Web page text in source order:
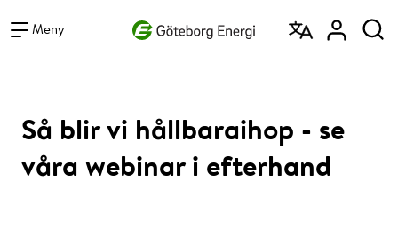
Meny
Så blir vi hållbaraihop - se
våra webinar i efterhand